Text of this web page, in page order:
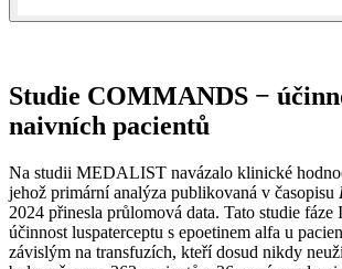
Studie COMMANDS −⁠
naivních pacientů
Na studii MEDALIST navázalo klinické
jehož primární analýza publikovaná v časopisu
2024 přinesla průlomová data. Tato studie fáze
účinnost luspaterceptu s epoetinem alfa u
závislým na transfuzích, kteří dosud nikdy